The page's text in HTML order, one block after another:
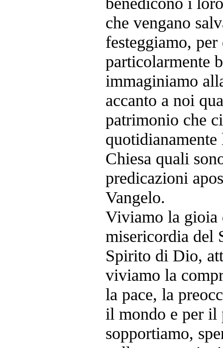
che vengano
festeggiamo,
particolarmente
immaginiamo
accanto a noi
patrimonio che
Chiesa quali
predicazioni
Vangelo.
Viviamo la gioia
misericordia del
Spirito di Dio,
viviamo la
la pace, la
il mondo e per il
sopportiamo,